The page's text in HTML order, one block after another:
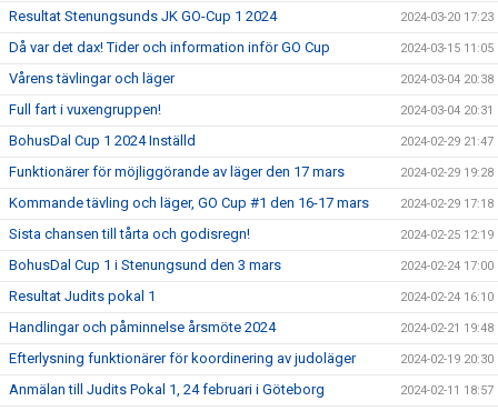
Resultat Stenungsunds JK GO-Cup 1 2024 2024-03-20 17:23
Då var det dax! Tider och information inför GO Cup 2024-03-15 11:05
Vårens tävlingar och läger 2024-03-04 20:38
Full fart i vuxengruppen! 2024-03-04 20:31
BohusDal Cup 1 2024 Inställd 2024-02-29 21:47
Funktionärer för möjliggörande av läger den 17 mars 2024-02-29 19:28
Kommande tävling och läger, GO Cup #1 den 16-17 mars 2024-02-29 17:18
Sista chansen till tårta och godisregn! 2024-02-25 12:19
BohusDal Cup 1 i Stenungsund den 3 mars 2024-02-24 17:00
Resultat Judits pokal 1 2024-02-24 16:10
Handlingar och påminnelse årsmöte 2024 2024-02-21 19:48
Efterlysning funktionärer för koordinering av judoläger 2024-02-19 20:30
Anmälan till Judits Pokal 1, 24 februari i Göteborg 2024-02-11 18:57